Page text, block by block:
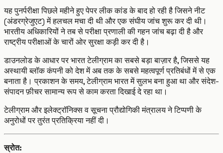
यह पुनर्परीक्षा पिछले महीने हुए पेपर लीक कांड के बाद हो रही है जिसने नीट
(अंडरग्रेजुएट) में हलचल मचा दी थी और एक संघीय जांच शुरू कर दी थी।
भारतीय अधिकारियों ने तब से परीक्षा प्रणाली की गहन जांच बढ़ा दी है और
राष्ट्रीय परीक्षाओं के चारों ओर सुरक्षा कड़ी कर दी है।
डाउनलोड के आधार पर भारत टेलीग्राम का सबसे बड़ा बाज़ार है, जिससे यह
अस्थायी ब्लॉक कंपनी को देश में अब तक के सबसे महत्वपूर्ण प्रतिबंधों में से एक
बनाता है। प्रकाशन के समय, टेलीग्राम भारत में सुलभ बना हुआ था और संदेश-
संपादन फ़ीचर सामान्य रूप से काम करता दिखाई दे रहा था।
टेलीग्राम और इलेक्ट्रॉनिक्स व सूचना प्रौद्योगिकी मंत्रालय ने टिप्पणी के
अनुरोधों पर तुरंत प्रतिक्रिया नहीं दी।
स्रोत: